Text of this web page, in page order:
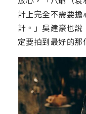
計上完全不需要
計。」吳建豪也
定要拍到最好的那